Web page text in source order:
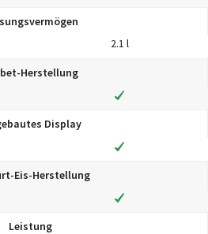
2.1 l
Herstellung
Display
Eis-Herstellung
Leistung